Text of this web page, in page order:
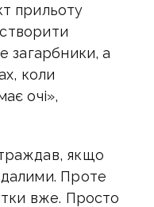
прильоту
створити
загарбники, а
коли
очі»,
якщо
Проте
вже. Просто